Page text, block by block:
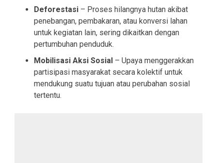
Deforestasi – Proses hilangnya hutan akibat
penebangan, pembakaran, atau konversi lahan
untuk kegiatan lain, sering dikaitkan dengan
pertumbuhan penduduk.
Mobilisasi Aksi Sosial – Upaya menggerakkan
partisipasi masyarakat secara kolektif untuk
mendukung suatu tujuan atau perubahan sosial
tertentu.